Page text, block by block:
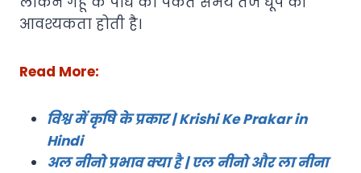
आवश्यकता होती है।
Read More:
विश्व में कृषि के प्रकार | Krishi Ke Prakar in
Hindi
अल नीनो प्रभाव क्या है | एल नीनो और ला नीना